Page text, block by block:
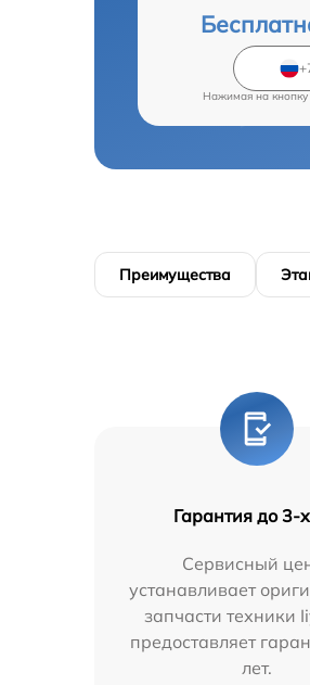
Нажимая на кнопку
Преимущества
Гарантия до 3-
Сервисный
устанавливает
запчасти техники
предоставляет
лет.